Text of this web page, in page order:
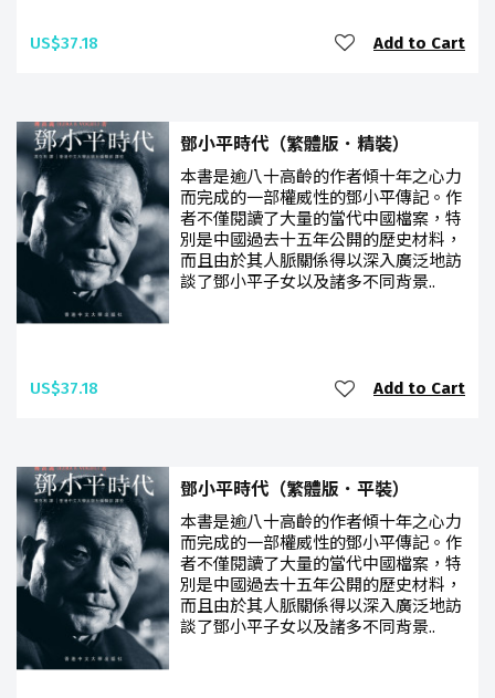
US$37.18 Add to Cart
鄧小平時代（繁體版．精裝）
本書是逾八十高齡的作者傾十年之心力
而完成的一部權威性的鄧小平傳記。作
者不僅閱讀了大量的當代中國檔案，特
別是中國過去十五年公開的歷史材料，
而且由於其人脈關係得以深入廣泛地訪
談了鄧小平子女以及諸多不同背景..
US$37.18 Add to Cart
鄧小平時代（繁體版．平裝）
本書是逾八十高齡的作者傾十年之心力
而完成的一部權威性的鄧小平傳記。作
者不僅閱讀了大量的當代中國檔案，特
別是中國過去十五年公開的歷史材料，
而且由於其人脈關係得以深入廣泛地訪
談了鄧小平子女以及諸多不同背景..